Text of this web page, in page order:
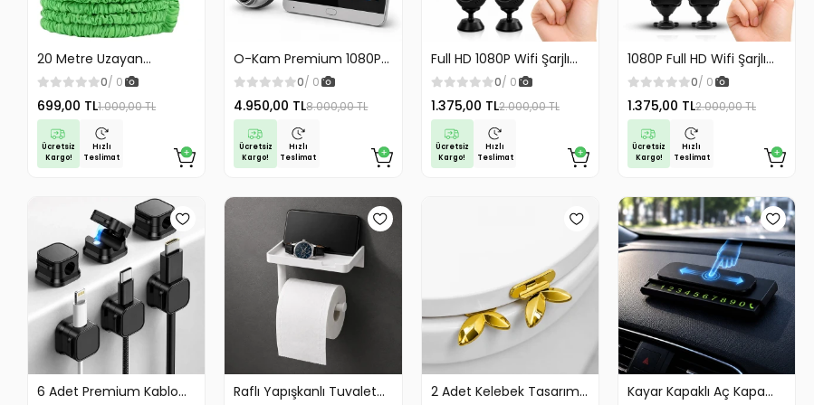
20 Metre Uzayan
Tabancalı Hortum Magic
Hose Bahçe Hortumu
Sulama Hortumu
0/ 0
699,00 TL1.000,00 TL
Ücretsiz
Kargo!
Hızlı
Teslimat
O-Kam Premium 1080P
Full HD Kayıt Yapabilen
Wifi Kameralı Kapı Zili
Görüntülü Kapı Dürbünü
Hareket Algılama İki
Yönlü Görüşme
0/ 0
4.950,00 TL8.000,00 TL
Ücretsiz
Kargo!
Hızlı
Teslimat
Full HD 1080P Wifi Şarjlı
Mini Güvenlik Kamerası
Geniş Açılı Balık Gözü
Maksimum Görüntü
Kalitesi
0/ 0
1.375,00 TL2.000,00 TL
Ücretsiz
Kargo!
Hızlı
Teslimat
1080P Full HD Wifi Şarjlı
Mini Güvenlik Kamerası
Geniş Açılı Balık Gözü
Maksimum Görüntü
Kalitesi
0/ 0
1.375,00 TL2.000,00 TL
Ücretsiz
Kargo!
Hızlı
Teslimat
6 Adet Premium Kablo
Raflı Yapışkanlı Tuvalet
2 Adet Kelebek Tasarım
Kayar Kapaklı Aç Kapa